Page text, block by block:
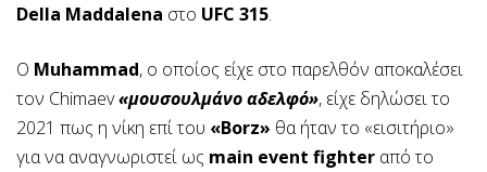
Della Maddalena στο UFC 315.
Ο Muhammad, ο οποίος είχε στο παρελθόν αποκαλέσει
τον Chimaev«μουσουλμάνο αδελφό», είχε δηλώσει το
2021 πως η νίκη επί του «Borz» θα ήταν το «εισιτήριο»
για να αναγνωριστεί ως main event fighter από το